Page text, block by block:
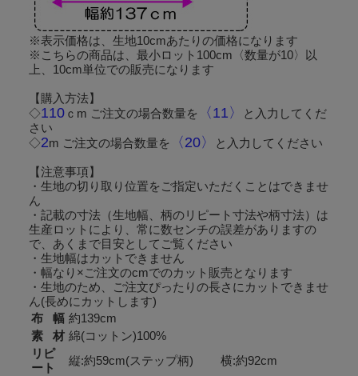
※表示価格は、生地10cmあたりの価格になります
※こちらの商品は、最小ロット100cm〈数量が10〉以
上、10cm単位での販売になります
【購入方法】
◇110ｃm ご注文の場合数量を 〈11〉
と入力してくだ
さい
◇2m ご注文の場合数量を 〈20〉 と入力してください
【注意事項】
・生地の切り取り位置をご指定いただくことはできませ
ん
・記載の寸法（生地幅、柄のリピート寸法や柄寸法）は
生産ロットにより、常に数センチの誤差がありますの
で、あくまで目安としてご覧ください
・生地幅はカットできません
・幅なり×ご注文のcmでのカット販売となります
・生地のため、ご注文ぴったりの長さにカットできませ
ん(長めにカットします)
布 幅 約139cm
素 材 綿(コットン)100%
リピ
ート
縦:約59cm(ステップ柄) 横:約92cm